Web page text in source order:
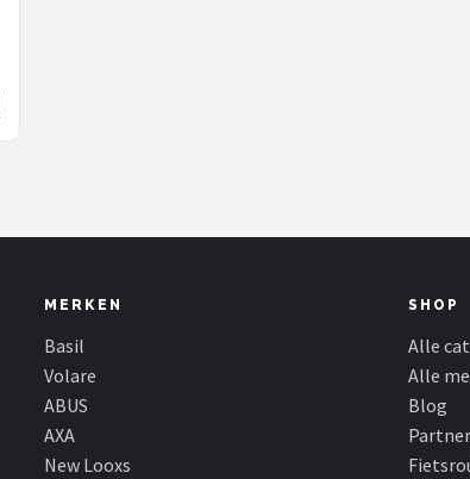
MERKEN
Basil
Volare
ABUS
AXA
New Looxs
SHOP
Alle
Alle
Blog